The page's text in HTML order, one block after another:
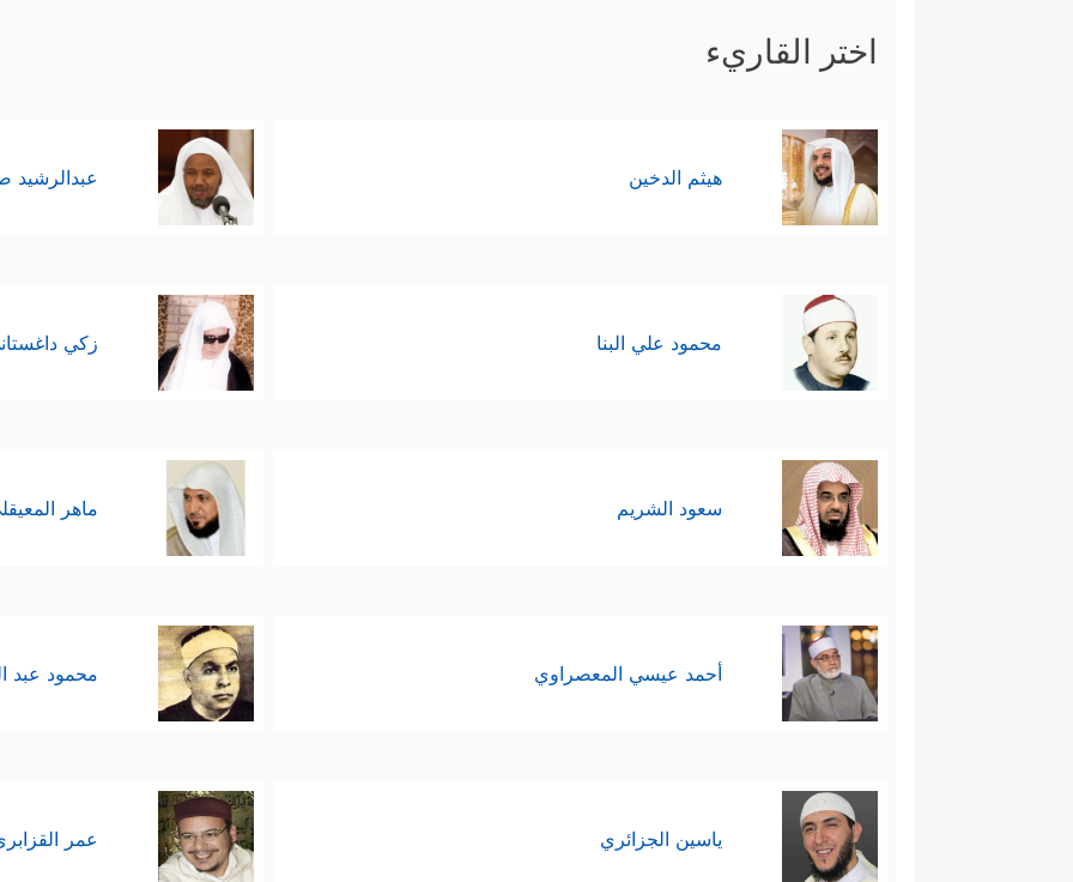
اختر القاريء
هيثم الدخين عبدالرشيد
محمود علي البنا زكي
سعود الشريم ماهر
أحمد عيسي المعصراوي محمود عبد
ياسين الجزائري عمر